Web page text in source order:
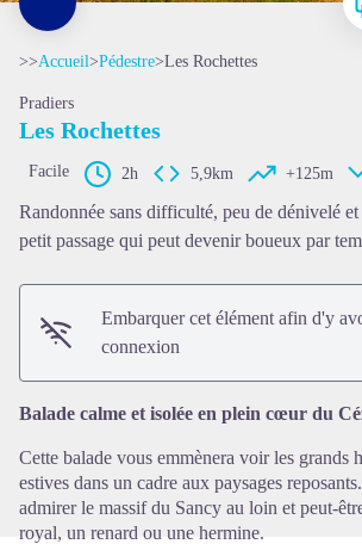
Voir l'image
>>Accueil>Pédestre>Les Rochettes
Pradiers
Les Rochettes
Facile 2h 5,9km +125m
Randonnée sans difficulté, peu de dénivelé
petit passage qui peut devenir boueux par
Embarquer cet élément afin d'y
connexion
Balade calme et isolée en plein cœur du
Cette balade vous emmènera voir les grands
estives dans un cadre aux paysages
admirer le massif du Sancy au loin et peut-
royal, un renard ou une hermine.